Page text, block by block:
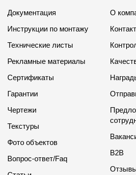
Документация
Инструкции по монтажу
Сертификаты
Гарантии
Чертежи
Текстуры
Фото объектов
Документация
Инструкции по монтажу
Технические листы
Рекламные материалы
Сертификаты
Гарантии
Чертежи
Текстуры
Фото объектов
Вопрос-ответ/Faq
О
B2B